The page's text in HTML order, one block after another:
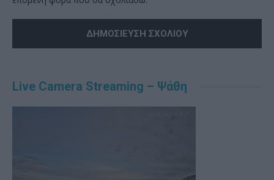
Live Camera Streaming – Ψάθη